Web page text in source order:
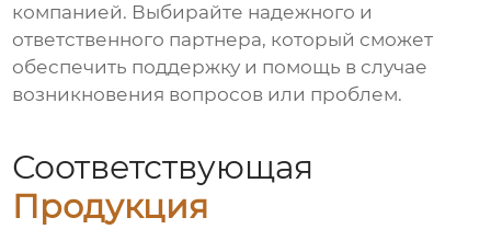
компанией. Выбирайте надежного и
ответственного партнера, который сможет
обеспечить поддержку и помощь в случае
возникновения вопросов или проблем.
Соответствующая
Продукция